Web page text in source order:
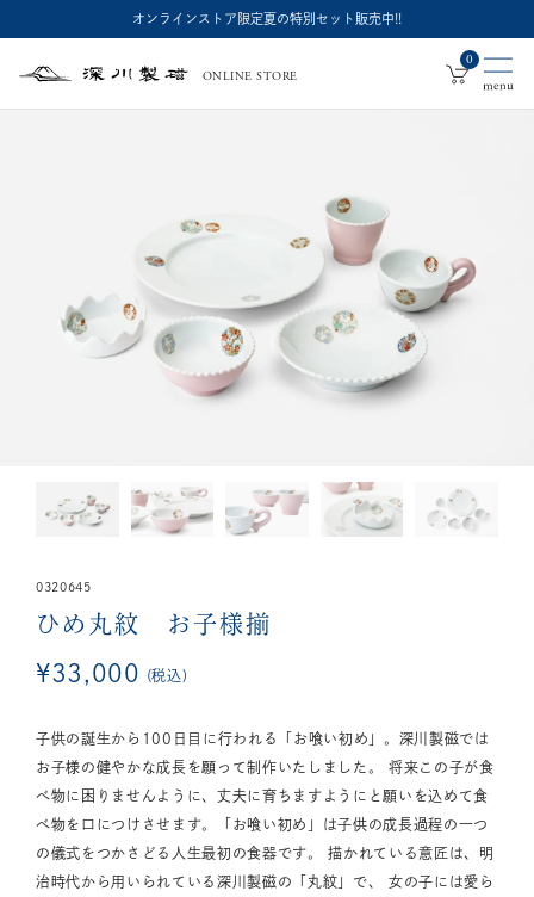
オンラインストア限定夏の特別セット販売中!!
深
ONLINE STORE
0
0320645
ひめ丸紋 お子様揃
¥33,000 税込
子供の誕生から100日目に行われる「お喰い初め」。深川製磁では
お子様の健やかな成長を願って制作いたしました。 将来この子が食
べ物に困りませんように、丈夫に育ちますようにと願いを込めて食
べ物を口につけさせます。「お喰い初め」は子供の成長過程の一つ
の儀式をつかさどる人生最初の食器です。 描かれている意匠は、明
治時代から用いられている深川製磁の「丸紋」で、 女の子には愛ら